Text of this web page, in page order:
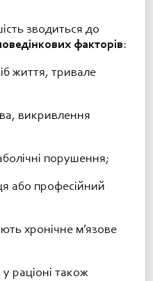
зводиться до
факторів:
життя, тривале
викривлення
порушення;
або професійний
хронічне м’язове
раціоні також